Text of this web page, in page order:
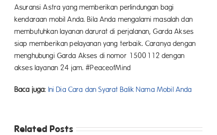
Asuransi Astra yang memberikan perlindungan bagi
kendaraan mobil Anda. Bila Anda mengalami masalah dan
membutuhkan layanan darurat di perjalanan, Garda Akses
siap memberikan pelayanan yang terbaik. Caranya dengan
menghubungi Garda Akses di nomor 1500112 dengan
akses layanan 24 jam. #PeaceofMind
Baca juga: Ini Dia Cara dan Syarat Balik Nama Mobil Anda
Related Posts